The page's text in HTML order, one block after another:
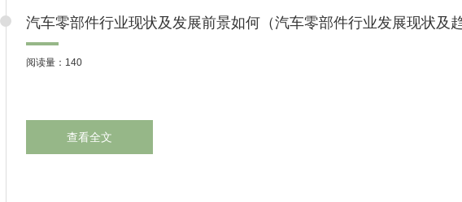
汽车零部件行业现状及发展前景如何（汽车零部件行业发展现状及
阅读量：140
查看全文